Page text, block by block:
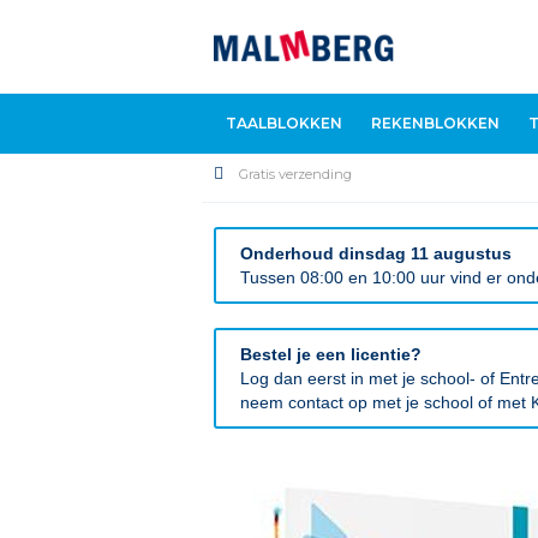
TAALBLOKKEN REKENBLOKKEN
Gratis verzending
Onderhoud dinsdag 11 augustus
Tussen 08:00 en 10:00 uur vind er
Bestel je een licentie?
Log dan eerst in met je school- of
neem contact op met je school of met